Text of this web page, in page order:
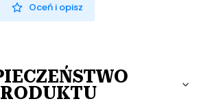
Oceń i opisz